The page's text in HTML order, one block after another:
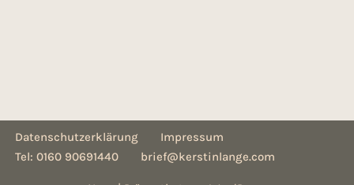
Datenschutzerklärung
Impressum
Tel: 0160 90691440
brief@kerstinlange.com